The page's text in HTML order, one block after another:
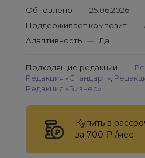
Обновлено — 25.06.2026
Поддерживает композит —
Адаптивность — Да
Подходящие редакции —
Редакция «Стандарт»
Редакция «Бизнес»
Купить в
за 700
/мес.